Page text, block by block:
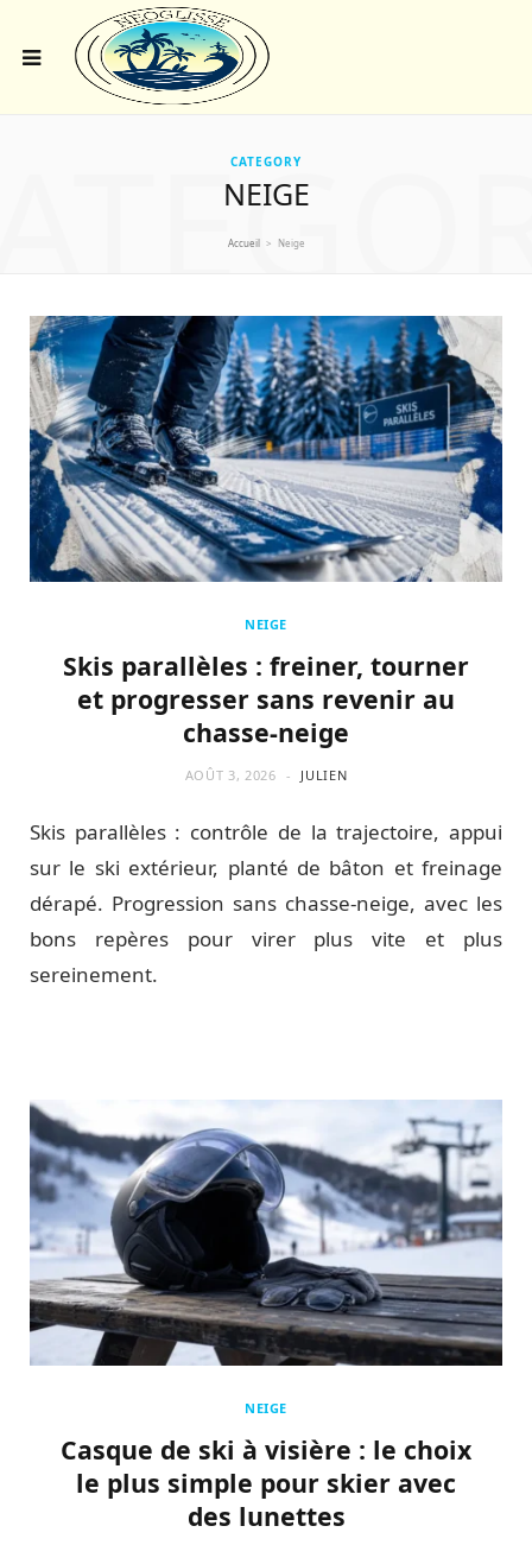
CATEGORY
NEIGE
Accueil > Neige
NEIGE
Skis parallèles : freiner, tourner
et progresser sans revenir au
chasse-neige
AOÛT 3, 2026 JULIEN
Skis parallèles : contrôle de la trajectoire, appui
sur le ski extérieur, planté de bâton et freinage
dérapé. Progression sans chasse-neige, avec les
bons repères pour virer plus vite et plus
sereinement.
NEIGE
Casque de ski à visière : le choix
le plus simple pour skier avec
des lunettes